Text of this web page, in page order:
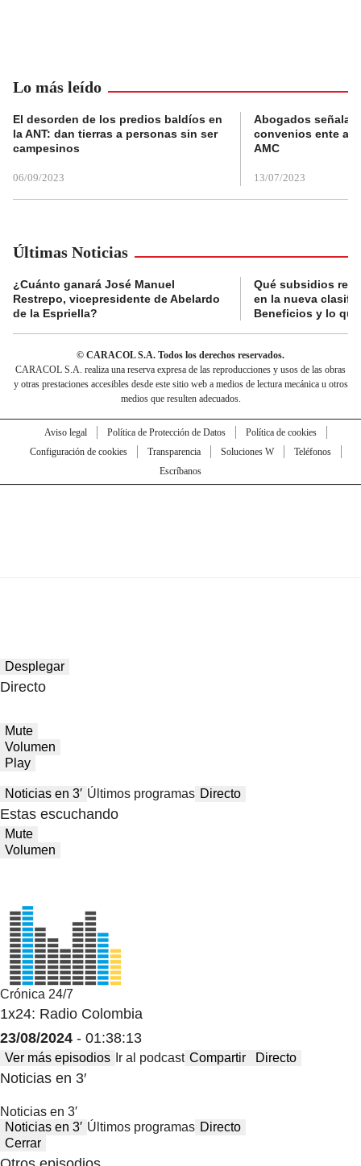
Lo más leído
El desorden de los predios baldíos en
la ANT: dan tierras a personas sin ser
campesinos
06/09/2023
Abogados
convenios ente
AMC
13/07/2023
Últimas Noticias
¿Cuánto ganará José Manuel
Restrepo, vicepresidente de Abelardo
de la Espriella?
Qué subsidios
en la nueva
Beneficios y lo
© CARACOL S.A. Todos los derechos reservados.
CARACOL S.A. realiza una reserva expresa de las reproducciones y usos de las obras
y otras prestaciones accesibles desde este sitio web a medios de lectura mecánica u otros
medios que resulten adecuados.
Aviso legal Política de Protección de Datos
Política de cookies
Configuración de cookies
Transparencia Soluciones W
Teléfonos
Escríbanos
Desplegar
Directo
Mute
Volumen
Play
Noticias en 3′ Últimos programas Directo
Estas escuchando
Mute
Volumen
Crónica 24/7
1x24: Radio Colombia
23/08/2024 - 01:38:13
Ver más episodios Ir al podcast Compartir Directo
Noticias en 3′
Noticias en 3′
Noticias en 3′ Últimos programas Directo
Cerrar